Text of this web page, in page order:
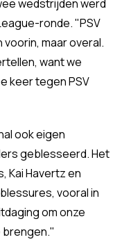
wedstrijden werd
ronde. "PSV
maar overal.
want we
keer tegen PSV
ook eigen
geblesseerd. Het
Kai Havertz en
vooral in
om onze
brengen."